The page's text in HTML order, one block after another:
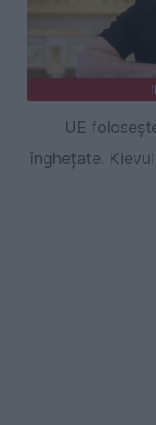
UE
înghețate.